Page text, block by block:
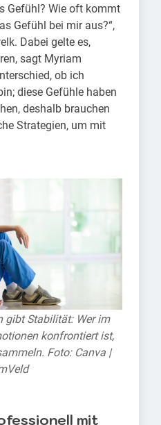
Gefühl? Wie oft kommt
Gefühl bei mir aus?“,
Dabei gelte es,
sagt Myriam
ob ich
diese Gefühle haben
deshalb brauchen
Strategien, um mit
gibt Stabilität: Wer im
konfrontiert ist,
Foto: Canva |
mit